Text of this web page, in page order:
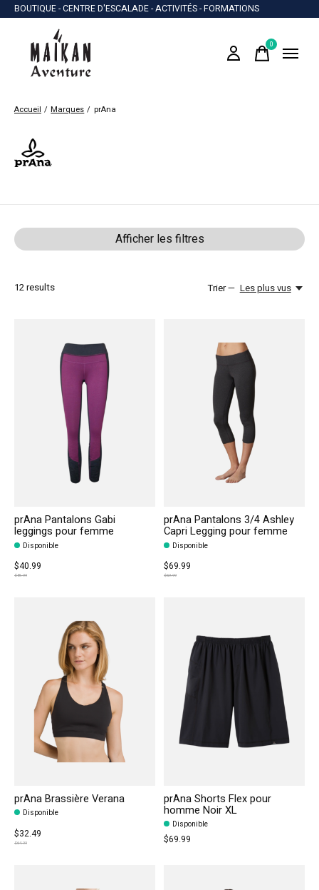
BOUTIQUE - CENTRE D'ESCALADE - ACTIVITÉS - FORMATIONS
0items
Accueil / Marques / prAna
prAna
Afficher les filtres
12results Trier — Les plus vus
prAna Pantalons Gabi
leggings pour femme
Disponible
$40.99
$81.99
prAna Pantalons 3/4 Ashley
Capri Legging pour femme
Disponible
$69.99
$69.99
prAna Brassière Verana
Disponible
$32.49
$64.99
prAna Shorts Flex pour
homme Noir XL
Disponible
$69.99